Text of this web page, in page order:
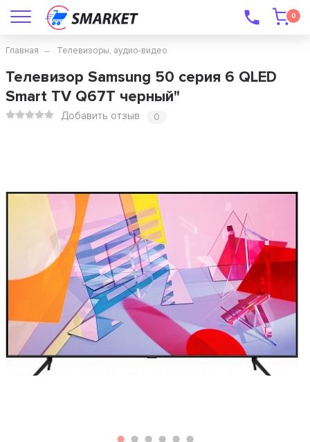
0
Главная Телевизоры, аудио-видео
Телевизор Samsung 50 серия 6 QLED
Smart TV Q67T черный"
Добавить отзыв 0